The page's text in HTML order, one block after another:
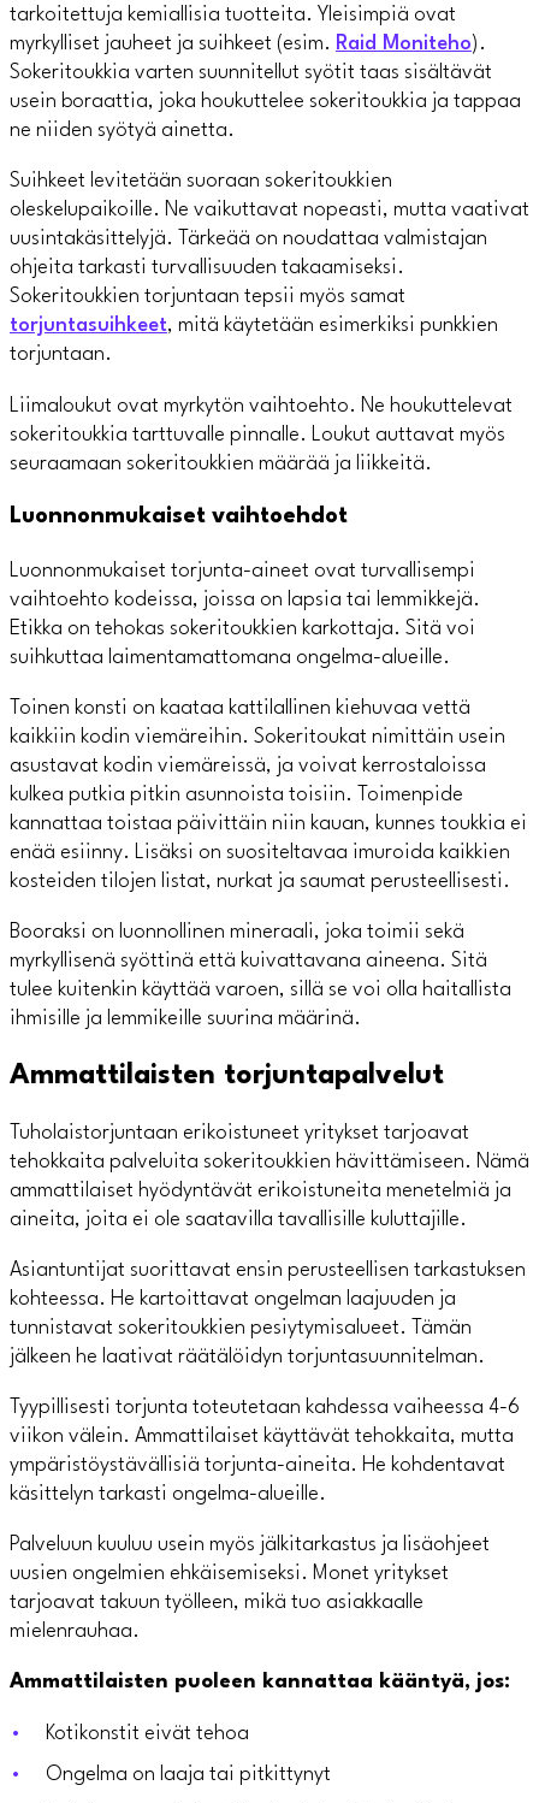
tarkoitettuja kemiallisia tuotteita. Yleisimpiä ovat
myrkylliset jauheet ja suihkeet (esim. Raid Moniteho).
Sokeritoukkia varten suunnitellut syötit taas sisältävät
usein boraattia, joka houkuttelee sokeritoukkia ja tappaa
ne niiden syötyä ainetta.
Suihkeet levitetään suoraan sokeritoukkien
oleskelupaikoille. Ne vaikuttavat nopeasti, mutta vaativat
uusintakäsittelyjä. Tärkeää on noudattaa valmistajan
ohjeita tarkasti turvallisuuden takaamiseksi.
Sokeritoukkien torjuntaan tepsii myös samat
torjuntasuihkeet, mitä käytetään esimerkiksi punkkien
torjuntaan.
Liimaloukut ovat myrkytön vaihtoehto. Ne houkuttelevat
sokeritoukkia tarttuvalle pinnalle. Loukut auttavat myös
seuraamaan sokeritoukkien määrää ja liikkeitä.
Luonnonmukaiset vaihtoehdot
Luonnonmukaiset torjunta-aineet ovat turvallisempi
vaihtoehto kodeissa, joissa on lapsia tai lemmikkejä.
Etikka on tehokas sokeritoukkien karkottaja. Sitä voi
suihkuttaa laimentamattomana ongelma-alueille.
Toinen konsti on kaataa kattilallinen kiehuvaa vettä
kaikkiin kodin viemäreihin. Sokeritoukat nimittäin usein
asustavat kodin viemäreissä, ja voivat kerrostaloissa
kulkea putkia pitkin asunnoista toisiin. Toimenpide
kannattaa toistaa päivittäin niin kauan, kunnes toukkia ei
enää esiinny. Lisäksi on suositeltavaa imuroida kaikkien
kosteiden tilojen listat, nurkat ja saumat perusteellisesti.
Booraksi on luonnollinen mineraali, joka toimii sekä
myrkyllisenä syöttinä että kuivattavana aineena. Sitä
tulee kuitenkin käyttää varoen, sillä se voi olla haitallista
ihmisille ja lemmikeille suurina määrinä.
Ammattilaisten torjuntapalvelut
Tuholaistorjuntaan erikoistuneet yritykset tarjoavat
tehokkaita palveluita sokeritoukkien hävittämiseen. Nämä
ammattilaiset hyödyntävät erikoistuneita menetelmiä ja
aineita, joita ei ole saatavilla tavallisille kuluttajille.
Asiantuntijat suorittavat ensin perusteellisen tarkastuksen
kohteessa. He kartoittavat ongelman laajuuden ja
tunnistavat sokeritoukkien pesiytymisalueet. Tämän
jälkeen he laativat räätälöidyn torjuntasuunnitelman.
Tyypillisesti torjunta toteutetaan kahdessa vaiheessa 4-6
viikon välein. Ammattilaiset käyttävät tehokkaita, mutta
ympäristöystävällisiä torjunta-aineita. He kohdentavat
käsittelyn tarkasti ongelma-alueille.
Palveluun kuuluu usein myös jälkitarkastus ja lisäohjeet
uusien ongelmien ehkäisemiseksi. Monet yritykset
tarjoavat takuun työlleen, mikä tuo asiakkaalle
mielenrauhaa.
Ammattilaisten puoleen kannattaa kääntyä, jos:
Kotikonstit eivät tehoa
Ongelma on laaja tai pitkittynyt